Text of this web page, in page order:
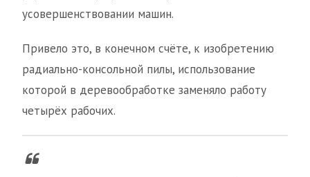
усовершенствовании машин.
Привело это, в конечном счёте, к изобретению
радиально-консольной пилы, использование
которой в деревообработке заменяло работу
четырёх рабочих.